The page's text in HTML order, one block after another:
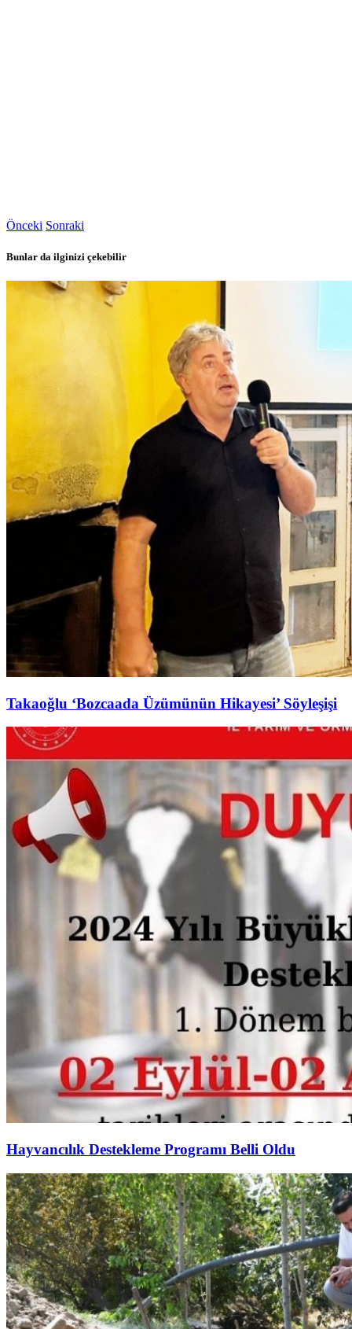
Önceki Sonraki
Bunlar da ilginizi çekebilir
Takaoğlu ‘Bozcaada Üzümünün Hikayesi’ Söyleşişi
Hayvancılık Destekleme Programı Belli Oldu